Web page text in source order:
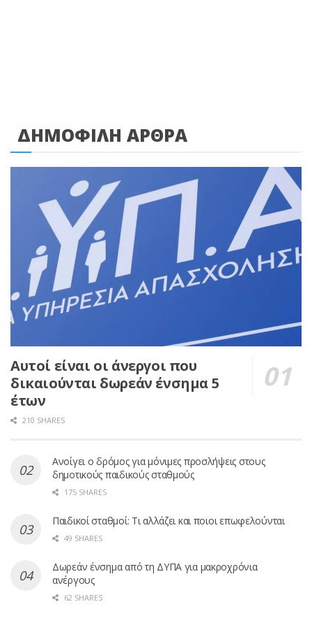
ΔΗΜΟΦΙΛΗ ΑΡΘΡΑ
Αυτοί είναι οι άνεργοι που
δικαιούνται δωρεάν ένσημα 5
έτων
210 SHARES
Ανοίγει ο δρόμος για μόνιμες προσλήψεις στους
δημοτικούς παιδικούς σταθμούς
175 SHARES
Παιδικοί σταθμοί: Τι αλλάζει και ποιοι επωφελούνται
49 SHARES
Δωρεάν ένσημα από τη ΔΥΠΑ για μακροχρόνια
ανέργους
62 SHARES